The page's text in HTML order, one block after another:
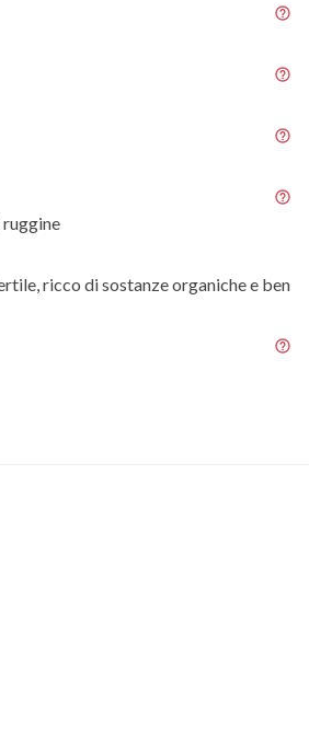
ricco di sostanze organiche e ben